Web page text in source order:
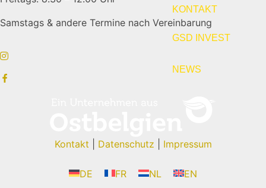
KONTAKT
GSD INVEST
NEWS
Samstags & andere Termine nach Vereinbarung
DE FR NL EN
Kontakt Datenschutz Impressum